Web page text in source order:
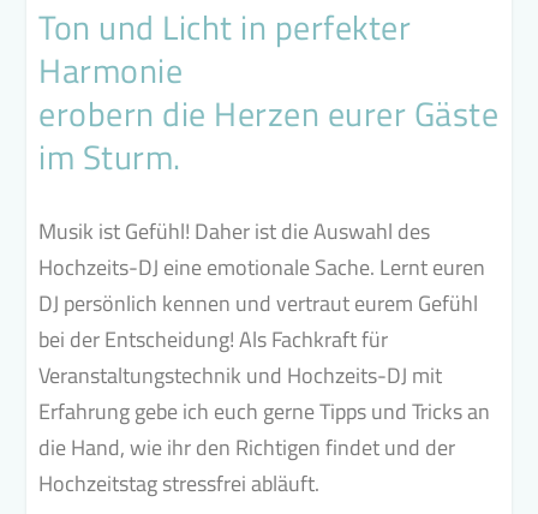
Ton und Licht in perfekter
Harmonie
erobern die Herzen eurer Gäste
im Sturm.
Musik ist Gefühl! Daher ist die Auswahl des
Hochzeits-DJ eine emotionale Sache. Lernt euren
DJ persönlich kennen und vertraut eurem Gefühl
bei der Entscheidung! Als Fachkraft für
Veranstaltungstechnik und Hochzeits-DJ mit
Erfahrung gebe ich euch gerne Tipps und Tricks an
die Hand, wie ihr den Richtigen findet und der
Hochzeitstag stressfrei abläuft.